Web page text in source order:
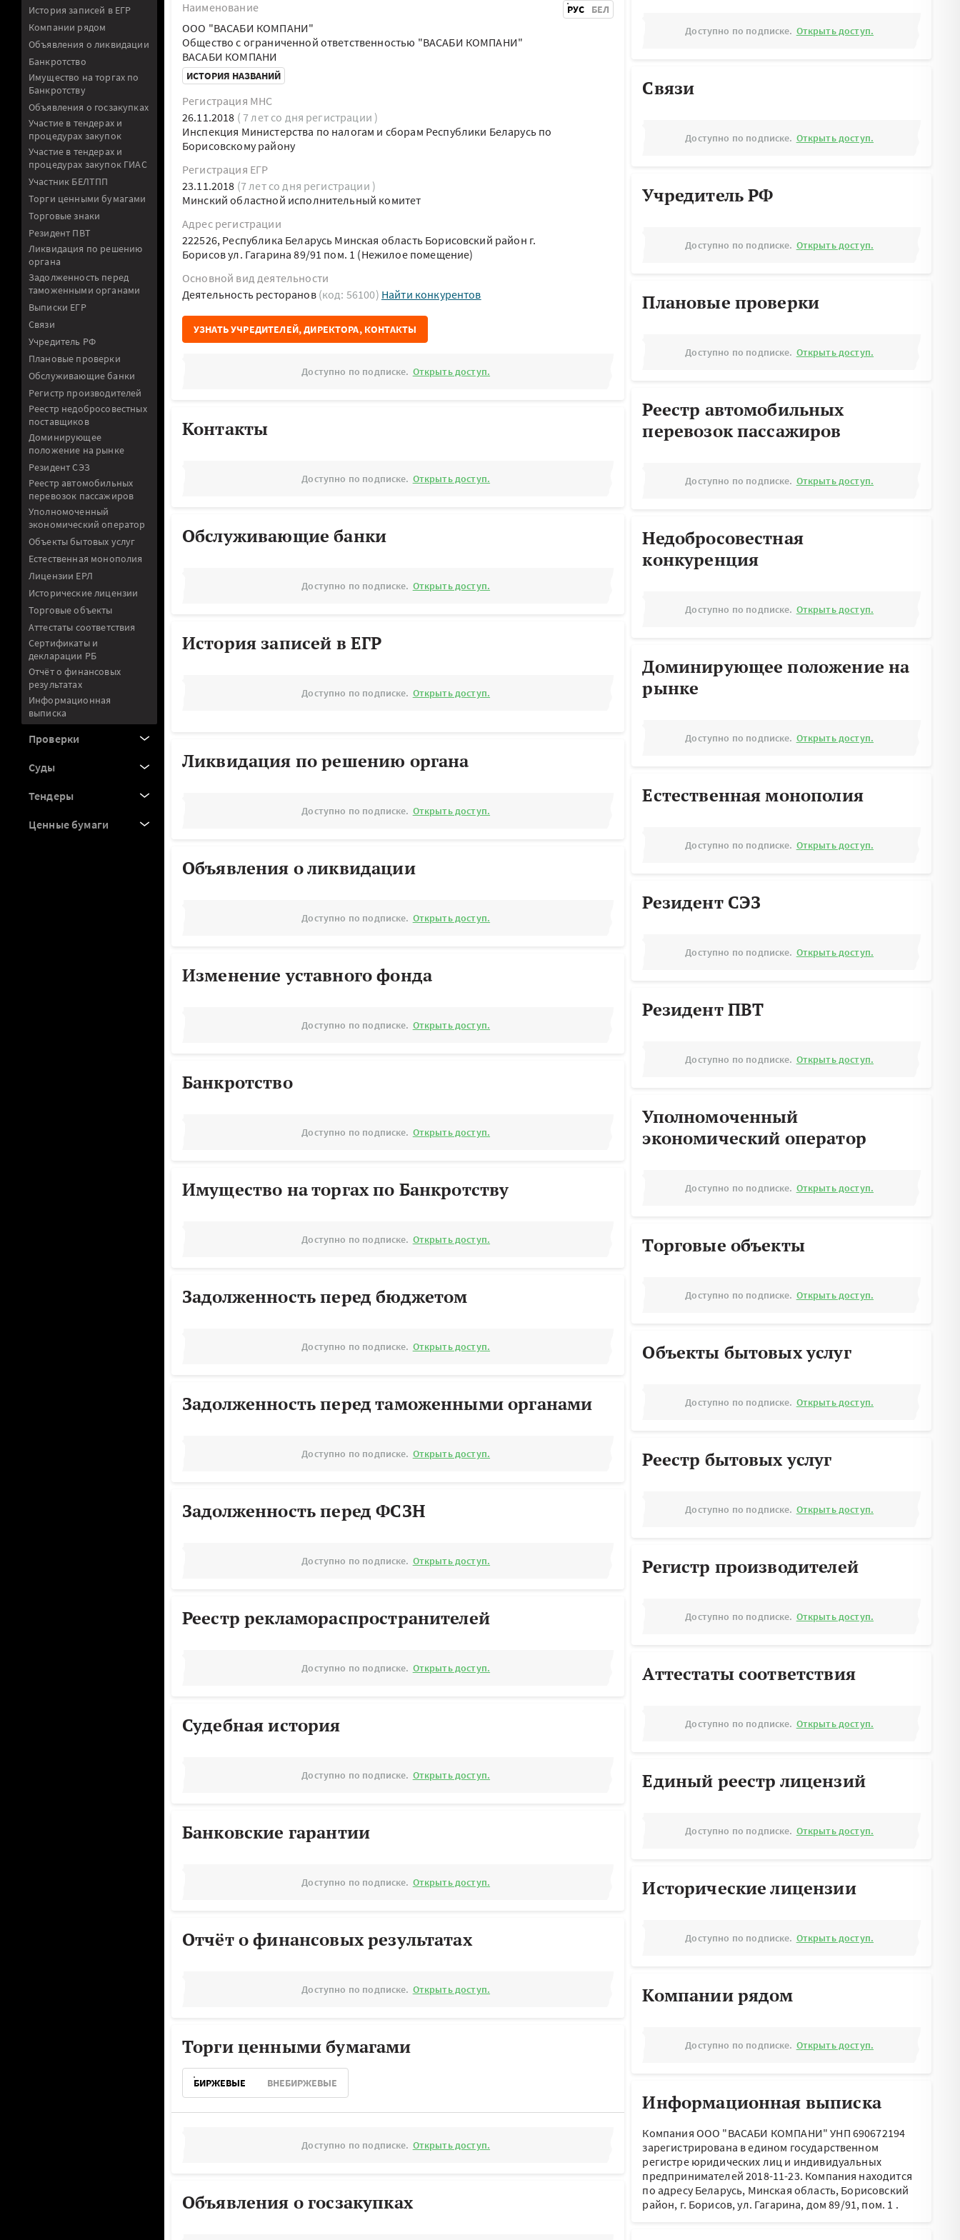
История записей в ЕГР
Компании рядом
Объявления о ликвидации
Банкротство
Имущество на торгах по
Банкротству
Объявления о госзакупках
Участие в тендерах и
процедурах закупок
Участие в тендерах и
процедурах закупок ГИАС
Участник БЕЛТПП
Торги ценными бумагами
Торговые знаки
Резидент ПВТ
Ликвидация по решению
органа
Задолженность перед
таможенными органами
Выписки ЕГР
Связи
Учредитель РФ
Плановые проверки
Обслуживающие банки
Регистр производителей
Реестр недобросовестных
поставщиков
Доминирующее
положение на рынке
Резидент СЭЗ
Реестр автомобильных
перевозок пассажиров
Уполномоченный
экономический оператор
Объекты бытовых услуг
Естественная монополия
Лицензии ЕРЛ
Исторические лицензии
Торговые объекты
Аттестаты соответствия
Сертификаты и
декларации РБ
Отчёт о финансовых
результатах
Информационная
выписка
Проверки
Суды
Тендеры
Ценные бумаги
Наименование
РУС БЕЛ
ООО "ВАСАБИ КОМПАНИ"
Общество с ограниченной ответственностью "ВАСАБИ КОМПАНИ"
ВАСАБИ КОМПАНИ
ИСТОРИЯ НАЗВАНИЙ
Регистрация МНС
26.11.2018 ( 7 лет со дня регистрации )
Инспекция Министерства по налогам и сборам Республики Беларусь по
Борисовскому району
Регистрация ЕГР
23.11.2018 (7 лет со дня регистрации )
Минский областной исполнительный комитет
Адрес регистрации
222526, Республика Беларусь Минская область Борисовский район г.
Борисов ул. Гагарина 89/91 пом. 1 (Нежилое помещение)
Основной вид деятельности
Деятельность ресторанов (код: 56100) Найти конкурентов
УЗНАТЬ УЧРЕДИТЕЛЕЙ, ДИРЕКТОРА, КОНТАКТЫ
Доступно по подписке. Открыть доступ.
Контакты
Доступно по подписке. Открыть доступ.
Обслуживающие банки
Доступно по подписке. Открыть доступ.
История записей в ЕГР
Доступно по подписке. Открыть доступ.
Ликвидация по решению органа
Доступно по подписке. Открыть доступ.
Объявления о ликвидации
Доступно по подписке. Открыть доступ.
Изменение уставного фонда
Доступно по подписке. Открыть доступ.
Банкротство
Доступно по подписке. Открыть доступ.
Имущество на торгах по Банкротству
Доступно по подписке. Открыть доступ.
Задолженность перед бюджетом
Доступно по подписке. Открыть доступ.
Задолженность перед таможенными органами
Доступно по подписке. Открыть доступ.
Задолженность перед ФСЗН
Доступно по подписке. Открыть доступ.
Реестр рекламораспространителей
Доступно по подписке. Открыть доступ.
Судебная история
Доступно по подписке. Открыть доступ.
Банковские гарантии
Доступно по подписке. Открыть доступ.
Отчёт о финансовых результатах
Доступно по подписке. Открыть доступ.
Торги ценными бумагами
БИРЖЕВЫЕ ВНЕБИРЖЕВЫЕ
Доступно по подписке. Открыть доступ.
Объявления о госзакупках
Доступно по подписке. Открыть доступ.
Связи
Доступно по подписке. Открыть доступ.
Учредитель РФ
Доступно по подписке. Открыть доступ.
Плановые проверки
Доступно по подписке. Открыть доступ.
Реестр автомобильных
перевозок пассажиров
Доступно по подписке. Открыть доступ.
Недобросовестная
конкуренция
Доступно по подписке. Открыть доступ.
Доминирующее положение на
рынке
Доступно по подписке. Открыть доступ.
Естественная монополия
Доступно по подписке. Открыть доступ.
Резидент СЭЗ
Доступно по подписке. Открыть доступ.
Резидент ПВТ
Доступно по подписке. Открыть доступ.
Уполномоченный
экономический оператор
Доступно по подписке. Открыть доступ.
Торговые объекты
Доступно по подписке. Открыть доступ.
Объекты бытовых услуг
Доступно по подписке. Открыть доступ.
Реестр бытовых услуг
Доступно по подписке. Открыть доступ.
Регистр производителей
Доступно по подписке. Открыть доступ.
Аттестаты соответствия
Доступно по подписке. Открыть доступ.
Единый реестр лицензий
Доступно по подписке. Открыть доступ.
Исторические лицензии
Доступно по подписке. Открыть доступ.
Компании рядом
Доступно по подписке. Открыть доступ.
Информационная выписка
Компания ООО "ВАСАБИ КОМПАНИ" УНП 690672194
зарегистрирована в едином государственном
регистре юридических лиц и индивидуальных
предпринимателей 2018-11-23. Компания находится
по адресуБеларусь, Минская область, Борисовский
район, г. Борисов, ул. Гагарина, дом 89/91, пом. 1 .